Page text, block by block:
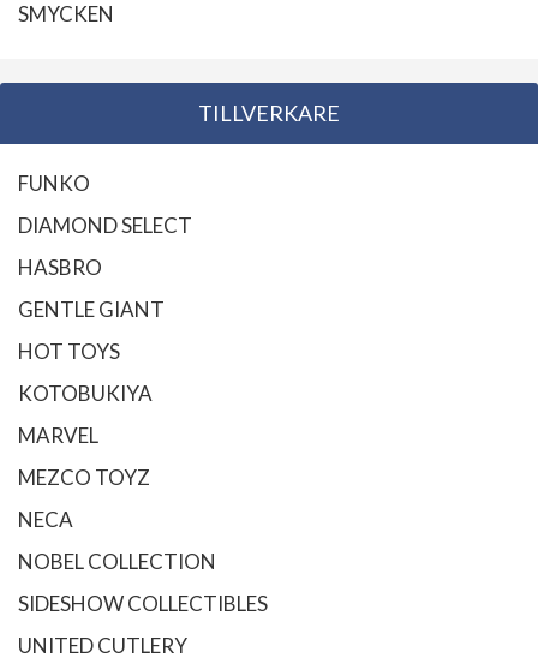
SMYCKEN
TILLVERKARE
FUNKO
DIAMOND SELECT
HASBRO
GENTLE GIANT
HOT TOYS
KOTOBUKIYA
MARVEL
MEZCO TOYZ
NECA
NOBEL COLLECTION
SIDESHOW COLLECTIBLES
UNITED CUTLERY